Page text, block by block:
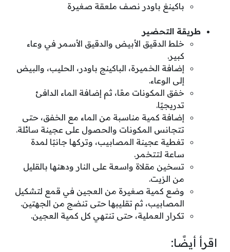
باكينغ باودر نصف ملعقة صغيرة
طريقة التحضير
خلط الدقيق الأبيض والدقيق الأسمر في وعاء
كبير.
إضافة الخميرة، الباكينج باودر، الحليب، والبيض
إلى الوعاء.
خفق المكونات معًا، ثم إضافة الماء الدافئ
تدريجيًا.
إضافة كمية مناسبة من الماء مع الخفق، حتى
تتجانس المكونات والحصول على عجينة سائلة.
تغطية عجينة المصابيب، وتركها جانبًا لمدة
ساعة لتتخمر.
تسخين مقلاة واسعة على النار ودهنها بالقليل
من الزيت.
وضع كمية صغيرة من العجين في قمع لتشكيل
المصابيب، ثم تقليبها حتى تنضج من الجهتين.
تكرار العملية، حتى تنتهي كل كمية العجين.
اقرأ أيضًا: